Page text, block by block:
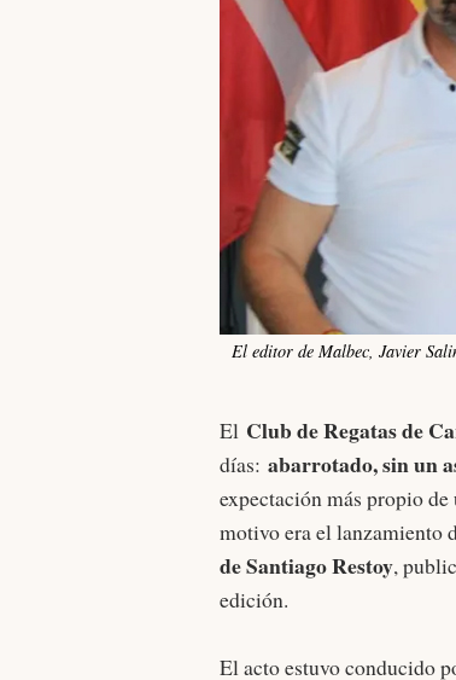
El editor de Malbec, Javier
El Club de Regatas de
días: abarrotado, sin un
expectación más propio
motivo era el lanzamiento
de Santiago Restoy,
edición.
El acto estuvo conducido